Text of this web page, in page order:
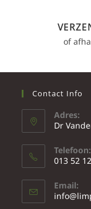
of
Contact Info
Adres:
Dr
Telefoon:
013 52
Email: